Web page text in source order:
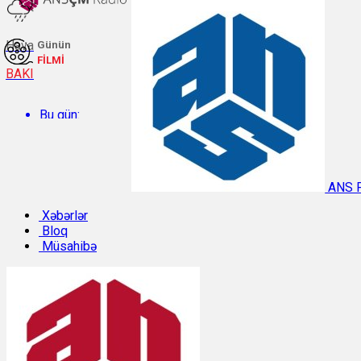
Hava
BAKI
Bu gün:
Temperatur: 27.5°C. Rütubət: 59%.
Sabah:
Günün
FİLMİ
ANS
Xəbərlər
Bloq
Müsahibə